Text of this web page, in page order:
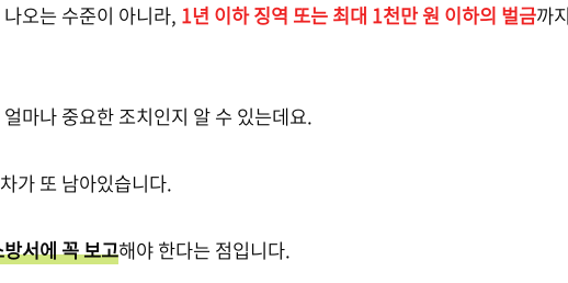
오는 수준이 아니라, 1년 이하 징역 또는 최대 1천만 원 이하의 벌금까지
마나 중요한 조치인지 알 수 있는데요.
가 또 남아있습니다.
서에 꼭 보고해야 한다는 점입니다.